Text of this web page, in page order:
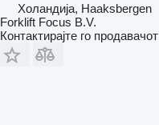
Холандија, Haaksbergen
Forklift Focus B.V.
Контактирајте го продавачот